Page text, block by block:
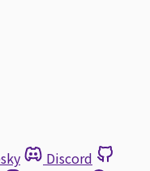
Discord